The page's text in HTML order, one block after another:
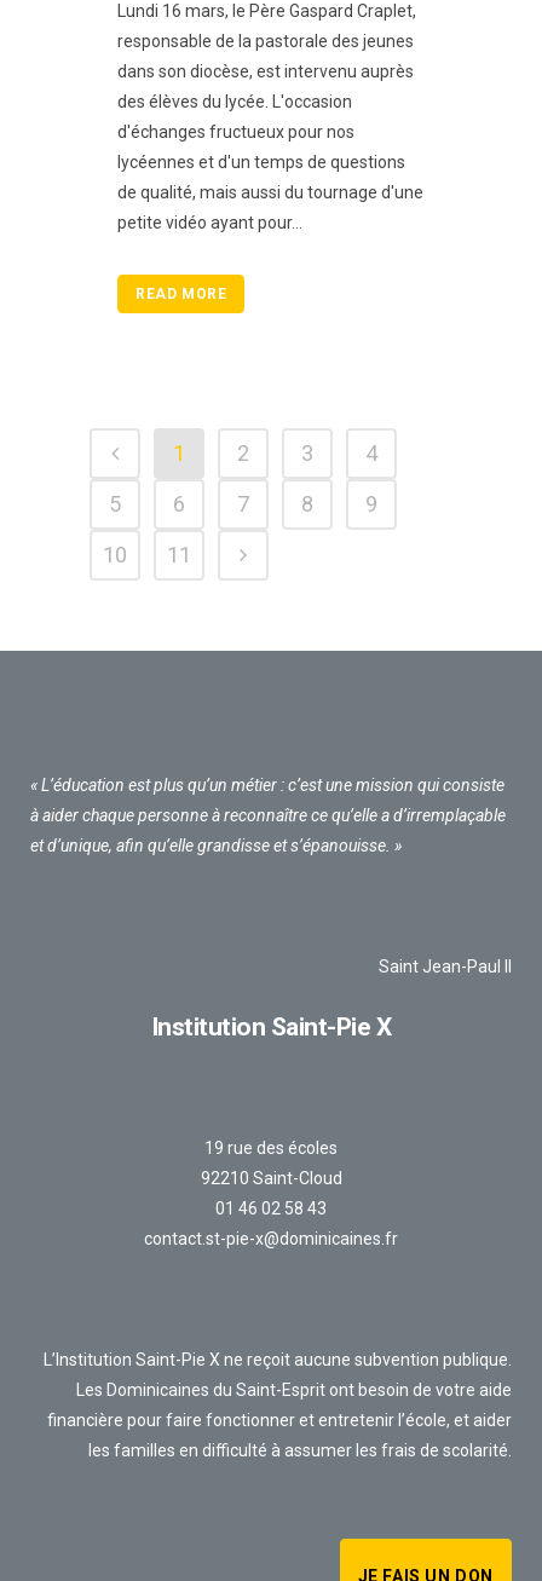
Lundi 16 mars, le Père Gaspard Craplet,
responsable de la pastorale des jeunes
dans son diocèse, est intervenu auprès
des élèves du lycée. L'occasion
d'échanges fructueux pour nos
lycéennes et d'un temps de questions
de qualité, mais aussi du tournage d'une
petite vidéo ayant pour...
READ MORE
1 2 3
4
5
6 7 8
9
10
11
« L’éducation est plus qu’un métier : c’est une mission qui consiste
à aider chaque personne à reconnaître ce qu’elle a d’irremplaçable
et d’unique, afin qu’elle grandisse et s’épanouisse. »
Saint Jean-Paul II
Institution Saint-Pie X
19 rue des écoles
92210 Saint-Cloud
01 46 02 58 43
contact.st-pie-x@dominicaines.fr
L’Institution Saint-Pie X ne reçoit aucune subvention publique.
Les Dominicaines du Saint-Esprit ont besoin de votre aide
financière pour faire fonctionner et entretenir l’école, et aider
les familles en difficulté à assumer les frais de scolarité.
JE FAIS UN DON